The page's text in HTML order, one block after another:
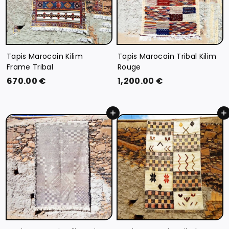
Tapis Marocain Kilim
Frame Tribal
670.00 €
.
0
0
€
Tapis Marocain Tribal Kilim
Rouge
1,200.00 €
0
0
.
0
0
€
Ajouter au panier Ajouter au panier